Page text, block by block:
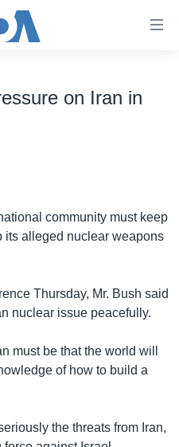
on Iran in
community must keep
its alleged nuclear weapons
Thursday, Mr. Bush said
nuclear issue peacefully.
must be that the world will
of how to build a
the threats from Iran,